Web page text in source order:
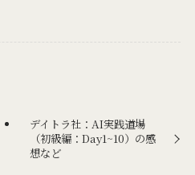
デイトラ社：AI実践道場
（初級編：Day1~10）の感
想など